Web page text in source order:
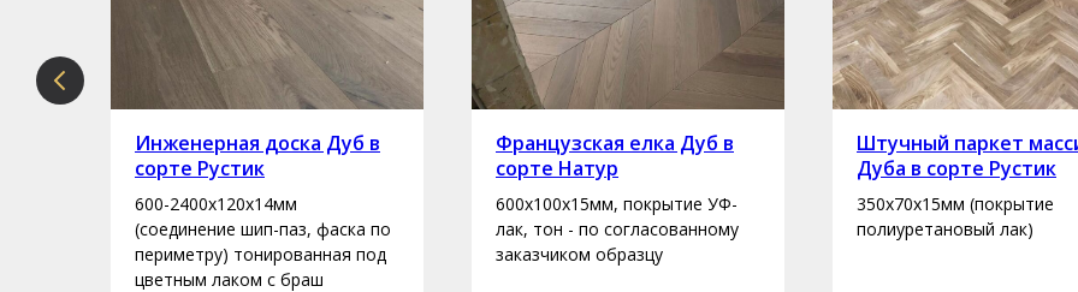
Инженерная доска Дуб в
сорте Рустик
600-2400х120х14мм
(соединение шип-паз, фаска по
периметру) тонированная под
цветным лаком с браш
Французская елка Дуб в
сорте Натур
600х100х15мм, покрытие УФ-
лак, тон - по согласованному
заказчиком образцу
Штучный паркет
Дуба в сорте Рустик
350х70х15мм (покрытие
полиуретановый лак)